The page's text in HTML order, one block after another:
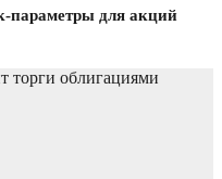
параметры для акций